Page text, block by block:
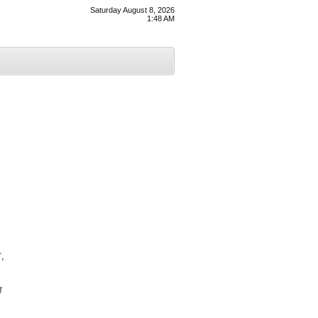
Saturday August 8, 2026
1:48 AM